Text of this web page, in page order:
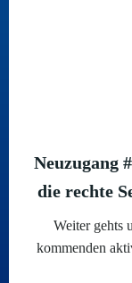
Neuzugang
die rechte
Weiter gehts
kommenden